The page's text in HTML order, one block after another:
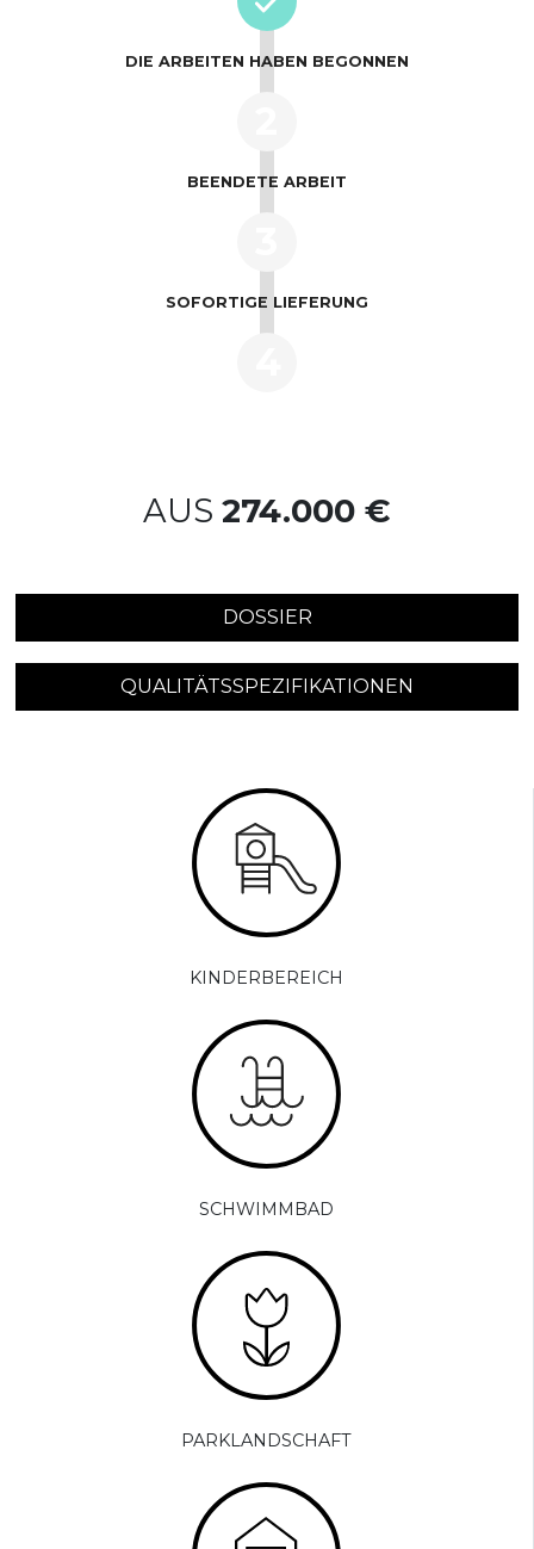
DIE ARBEITEN HABEN BEGONNEN
BEENDETE ARBEIT
SOFORTIGE LIEFERUNG
AUS 274.000 €
DOSSIER
QUALITÄTSSPEZIFIKATIONEN
KINDERBEREICH
SCHWIMMBAD
PARKLANDSCHAFT